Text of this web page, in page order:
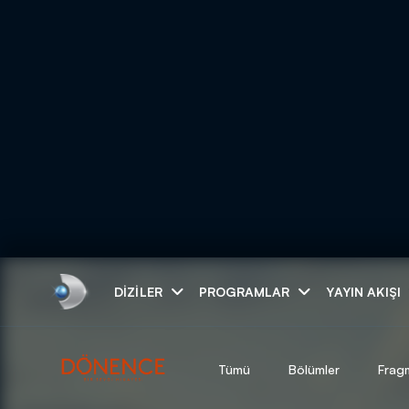
DIZILER PROGRAMLAR YAYIN AKIŞI
Tümü Bölümler